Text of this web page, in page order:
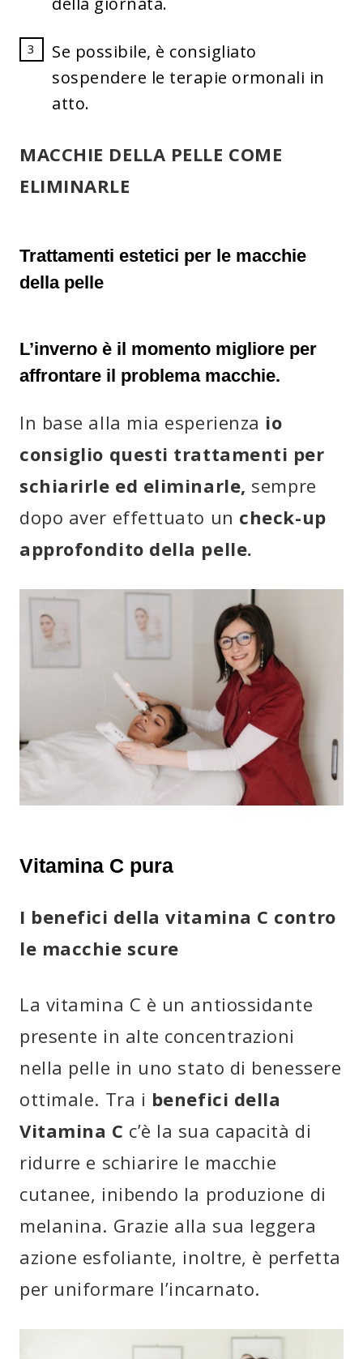
Se possibile, è consigliato
sospendere le terapie ormonali in
atto.
MACCHIE DELLA PELLE COME
ELIMINARLE
Trattamenti estetici per le macchie
della pelle
L’inverno è il momento migliore per
affrontare il problema macchie.
In base alla mia esperienza io
consiglio questi trattamenti per
schiarirle ed eliminarle, sempre
dopo aver effettuato un check-up
approfondito della pelle.
Vitamina C pura
I benefici della vitamina C contro
le macchie scure
La vitamina C è un antiossidante
presente in alte concentrazioni
nella pelle in uno stato di benessere
ottimale. Tra i benefici della
Vitamina C c’è la sua capacità di
ridurre e schiarire le macchie
cutanee, inibendo la produzione di
melanina. Grazie alla sua leggera
azione esfoliante, inoltre, è perfetta
per uniformare l’incarnato.